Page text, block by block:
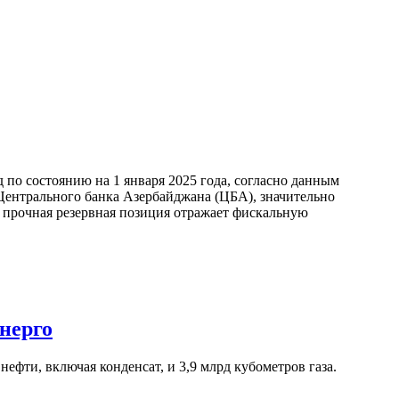
состоянию на 1 января 2025 года, согласно данным
банка Азербайджана (ЦБА), значительно
резервная позиция отражает фискальную
включая конденсат, и 3,9 млрд кубометров газа.